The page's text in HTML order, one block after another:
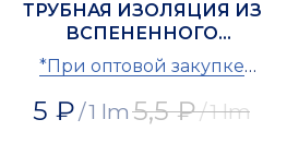
ТРУБНАЯ ИЗОЛЯЦИЯ ИЗ
ВСПЕНЕННОГО
ПОЛИЭТИЛЕНА IZOMIR
18
*При оптовой закупке
5 ₽/1 lm 5,5 ₽/1 lm